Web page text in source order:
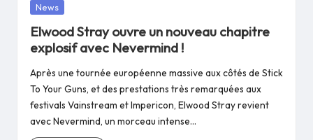
Posted
News
Elwood Stray ouvre un nouveau chapitre
explosif avec Nevermind !
Après une tournée européenne massive aux côtés de Stick
To Your Guns, et des prestations très remarquées aux
festivals Vainstream et Impericon, Elwood Stray revient
avec Nevermind, un morceau intense…